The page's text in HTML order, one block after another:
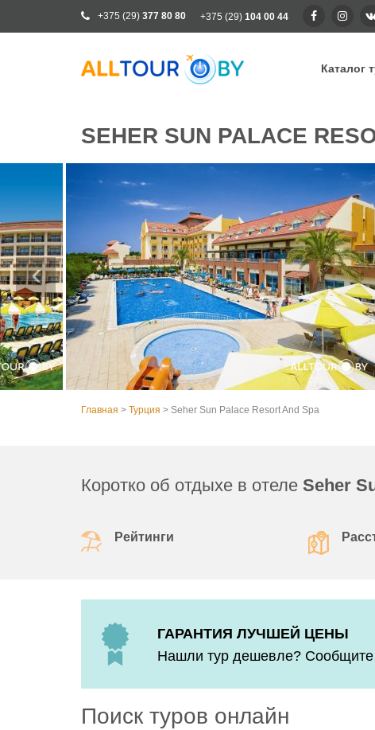
+375 (29) 377 80 80 +375 (29) 104 00 44
Каталог
Отдых
Круизы
SEHER SUN PALACE
Главная > Турция > Seher Sun Palace Resort And Spa
Коротко об отдыхе в отеле Seher
Рейтинги
ГАРАНТИЯ ЛУЧШЕЙ ЦЕНЫ
Нашли тур дешевле?
Поиск туров онлайн